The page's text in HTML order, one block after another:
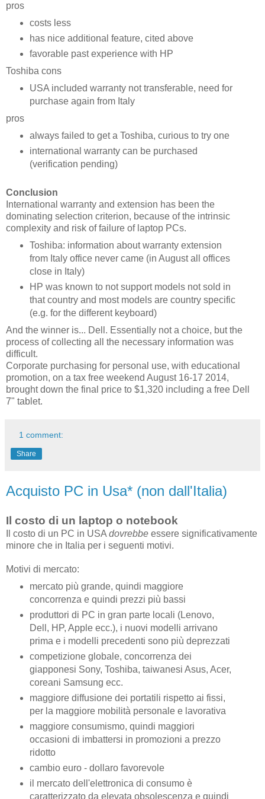
pros
costs less
has nice additional feature, cited above
favorable past experience with HP
Toshiba cons
USA included warranty not transferable, need for
purchase again from Italy
pros
always failed to get a Toshiba, curious to try one
international warranty can be purchased
(verification pending)
Conclusion
International warranty and extension has been the
dominating selection criterion, because of the intrinsic
complexity and risk of failure of laptop PCs.
Toshiba: information about warranty extension
from Italy office never came (in August all offices
close in Italy)
HP was known to not support models not sold in
that country and most models are country specific
(e.g. for the different keyboard)
And the winner is... Dell. Essentially not a choice, but the
process of collecting all the necessary information was
difficult.
Corporate purchasing for personal use, with educational
promotion, on a tax free weekend August 16-17 2014,
brought down the final price to $1,320 including a free Dell
7" tablet.
1 comment:
Share
Acquisto PC in Usa* (non dall'Italia)
Il costo di un laptop o notebook
Il costo di un PC in USA dovrebbe essere significativamente
minore che in Italia per i seguenti motivi.
Motivi di mercato:
mercato più grande, quindi maggiore
concorrenza e quindi prezzi più bassi
produttori di PC in gran parte locali (Lenovo,
Dell, HP, Apple ecc.), i nuovi modelli arrivano
prima e i modelli precedenti sono più deprezzati
competizione globale, concorrenza dei
giapponesi Sony, Toshiba, taiwanesi Asus, Acer,
coreani Samsung ecc.
maggiore diffusione dei portatili rispetto ai fissi,
per la maggiore mobilità personale e lavorativa
maggiore consumismo, quindi maggiori
occasioni di imbattersi in promozioni a prezzo
ridotto
cambio euro - dollaro favorevole
il mercato dell'elettronica di consumo è
caratterizzato da elevata obsolescenza e quindi